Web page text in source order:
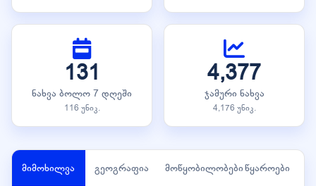
131
ნახვა ბოლო 7 დღეში
116 უნიკ.
4,377
ჯამური ნახვა
4,176 უნიკ.
მიმოხილვა გეოგრაფია მოწყობილობებიწყაროები